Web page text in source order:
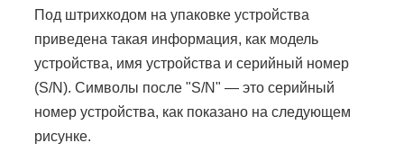
Под штрихкодом на упаковке устройства
приведена такая информация, как модель
устройства, имя устройства и серийный номер
(S/N). Символы после "S/N" — это серийный
номер устройства, как показано на следующем
рисунке.